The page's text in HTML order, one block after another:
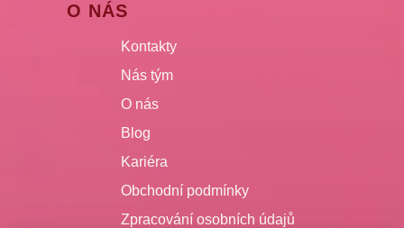
O NÁS
Kontakty
Nás tým
O nás
Blog
Kariéra
Obchodní podmínky
Zpracování osobních údajů